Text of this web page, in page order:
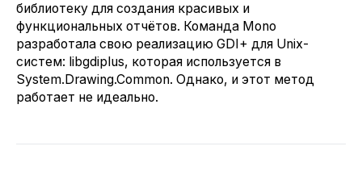
библиотеку для создания красивых и
функциональных отчётов. Команда Mono
разработала свою реализацию GDI+ для Unix-
систем: libgdiplus, которая используется в
System.Drawing.Common. Однако, и этот метод
работает не идеально.